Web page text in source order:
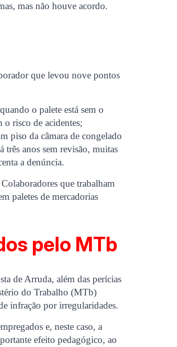
mas não houve acordo.
que levou nove pontos
o palete está sem o
o risco de acidentes;
piso da câmara de congelado
três anos sem revisão, muitas
a denúncia.
que trabalham
paletes de mercadorias
pelo MTb
de Arruda, além das perícias
do Trabalho (MTb)
infração por irregularidades.
e, neste caso, a
efeito pedagógico, ao